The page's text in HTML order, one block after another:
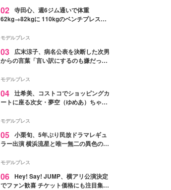
02 寺田心、週6ジム通いで体重
62kg→82kgに 110kgのベンチプレス持
「かっこいい」と反響
モデルプレス
03
広末涼子、病名公表を決断した次男
からの言葉「言い訳にするのも嫌だっ
モデルプレス
04 辻希美、コストコでショッピングカ
ートに座る次女・夢空（ゆめあ）ちゃん
ぎ」「成長を感じる」の声
モデルプレス
05 小栗旬、5年ぶり民放ドラマレギュ
ラー出演 横浜流星と唯一無二の異色のバ
モデルプレス
06 Hey! Say! JUMP、横アリ公演決定
でファン歓喜 チケット価格にも注目集ま